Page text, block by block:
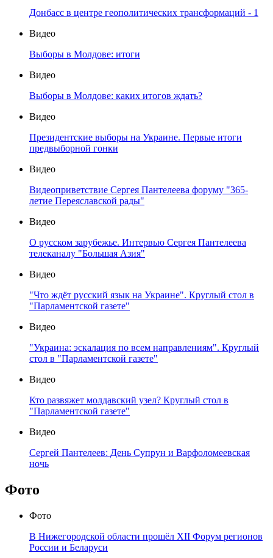
Донбасс в центре геополитических трансформаций - 1
Видео
Выборы в Молдове: итоги
Видео
Выборы в Молдове: каких итогов ждать?
Видео
Президентские выборы на Украине. Первые итоги
предвыборной гонки
Видео
Видеоприветствие Сергея Пантелеева форуму "365-
летие Переяславской рады"
Видео
О русском зарубежье. Интервью Сергея Пантелеева
телеканалу "Большая Азия"
Видео
"Что ждёт русский язык на Украине". Круглый стол в
"Парламентской газете"
Видео
"Украина: эскалация по всем направлениям". Круглый
стол в "Парламентской газете"
Видео
Кто развяжет молдавский узел? Круглый стол в
"Парламентской газете"
Видео
Сергей Пантелеев: День Супрун и Варфоломеевская
ночь
Фото
Фото
В Нижегородской области прошёл XII Форум регионов
России и Беларуси